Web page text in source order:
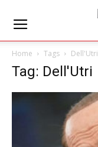
Home Tags Dell'Utri
Tag: Dell'Utri